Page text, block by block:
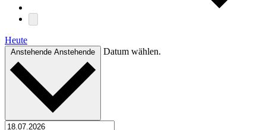
Heute
Anstehende Anstehende Datum wählen.